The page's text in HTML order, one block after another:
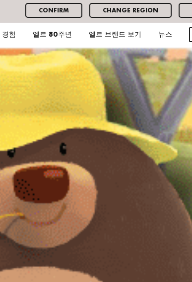
CONFIRM CHANGE REGION
경험 엘르 80주년 엘르 브랜드 보기 뉴스